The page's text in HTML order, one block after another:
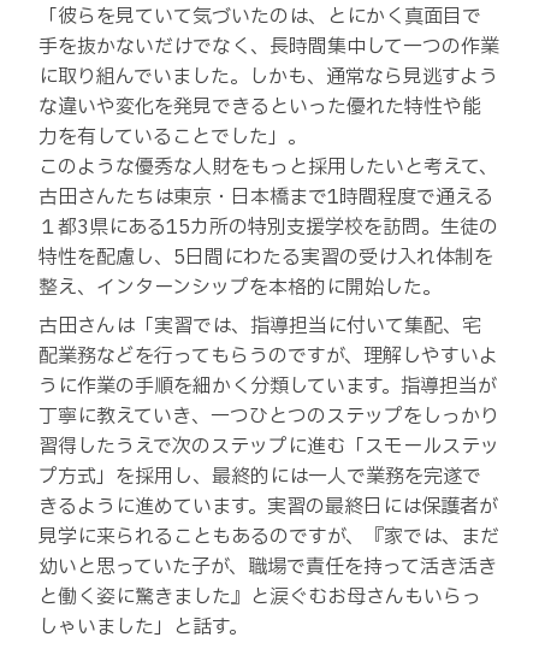
「彼らを見ていて気づいたのは、とにかく真面目で
手を抜かないだけでなく、長時間集中して一つの作業
に取り組んでいました。しかも、通常なら見逃すよう
な違いや変化を発見できるといった優れた特性や能
力を有していることでした」。
このような優秀な人財をもっと採用したいと考えて、
古田さんたちは東京・日本橋まで1時間程度で通える
１都3県にある15カ所の特別支援学校を訪問。生徒の
特性を配慮し、5日間にわたる実習の受け入れ体制を
整え、インターンシップを本格的に開始した。
古田さんは「実習では、指導担当に付いて集配、宅
配業務などを行ってもらうのですが、理解しやすいよ
うに作業の手順を細かく分類しています。指導担当が
丁寧に教えていき、一つひとつのステップをしっかり
習得したうえで次のステップに進む「スモールステッ
プ方式」を採用し、最終的には一人で業務を完遂で
きるように進めています。実習の最終日には保護者が
見学に来られることもあるのですが、『家では、まだ
幼いと思っていた子が、職場で責任を持って活き活き
と働く姿に驚きました』と涙ぐむお母さんもいらっ
しゃいました」と話す。